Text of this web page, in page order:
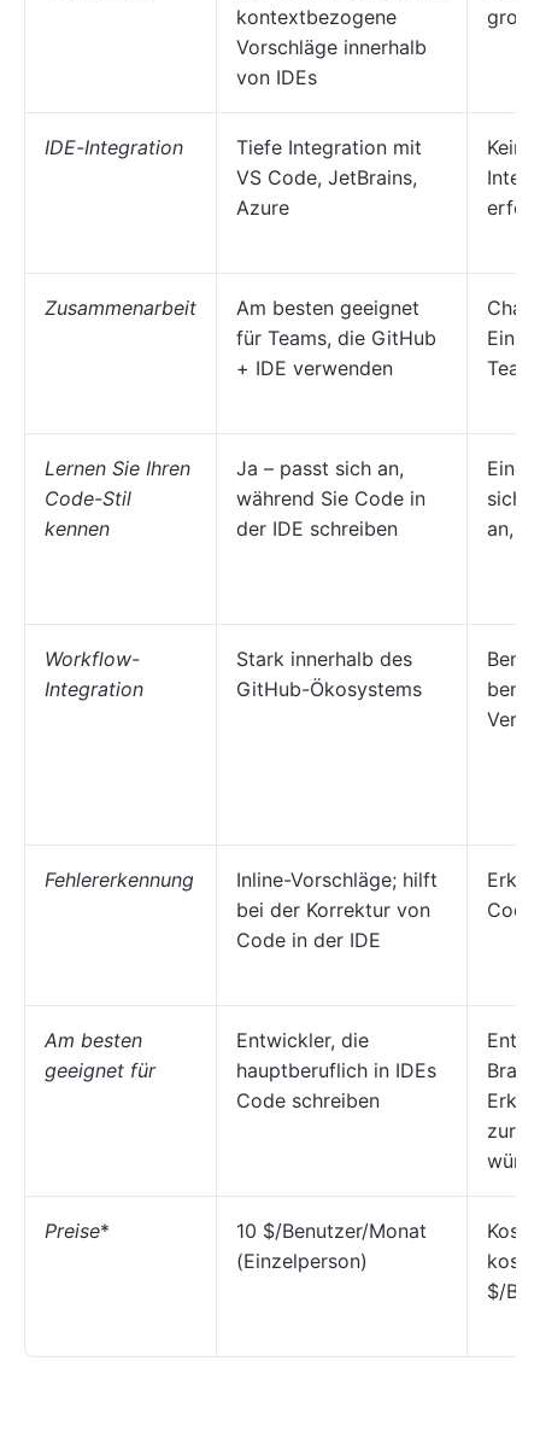
kontextbezogene
Vorschläge innerhalb
von IDEs
IDE-Integration
Tiefe Integration mit
VS Code, JetBrains,
Azure
Zusammenarbeit
Am besten geeignet
für Teams, die GitHub
+ IDE verwenden
Lernen Sie Ihren
Code-Stil
kennen
Ja – passt sich an,
während Sie Code in
der IDE schreiben
sich
an,
Workflow-
Integration
Stark innerhalb des
GitHub-Ökosystems
Fehlererkennung
Inline-Vorschläge; hilft
bei der Korrektur von
Code in der IDE
Am besten
geeignet für
Entwickler, die
hauptberuflich in IDEs
Code schreiben
zur
Preise*
10 $/Benutzer/Monat
(Einzelperson)
$/